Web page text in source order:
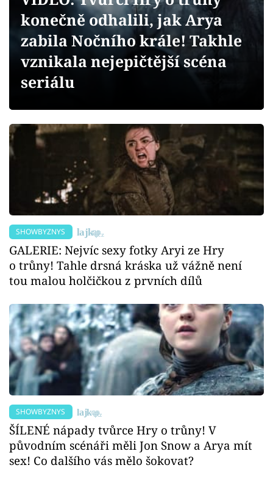
Videa
Sledujte prima+
Sledujte nás
konečně odhalili, jak Arya
zabila Nočního krále! Takhle
vznikala nejepičtější scéna
seriálu
SHOWBYZNYS
GALERIE: Nejvíc sexy fotky Aryi ze Hry
o trůny! Tahle drsná kráska už vážně není
tou malou holčičkou z prvních dílů
SHOWBYZNYS
ŠÍLENÉ nápady tvůrce Hry o trůny! V
původním scénáři měli Jon Snow a Arya mít
sex! Co dalšího vás mělo šokovat?